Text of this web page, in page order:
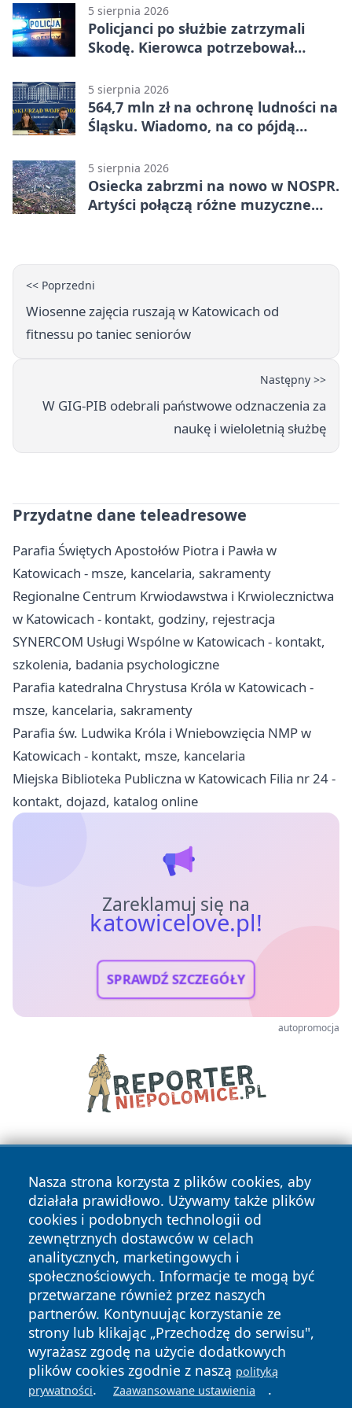
5 sierpnia 2026
Policjanci po służbie zatrzymali
Skodę. Kierowca potrzebował
5 sierpnia 2026
564,7 mln zł na ochronę ludności na
Śląsku. Wiadomo, na co pójdą
5 sierpnia 2026
Osiecka zabrzmi na nowo w NOSPR.
Artyści połączą różne muzyczne
<< Poprzedni
Wiosenne zajęcia ruszają w Katowicach od
fitnessu po taniec seniorów
Następny >>
W GIG-PIB odebrali państwowe odznaczenia za
naukę i wieloletnią służbę
Przydatne dane teleadresowe
Parafia Świętych Apostołów Piotra i Pawła w
Katowicach - msze, kancelaria, sakramenty
Regionalne Centrum Krwiodawstwa i Krwiolecznictwa
w Katowicach - kontakt, godziny, rejestracja
SYNERCOM Usługi Wspólne w Katowicach - kontakt,
szkolenia, badania psychologiczne
Parafia katedralna Chrystusa Króla w Katowicach -
msze, kancelaria, sakramenty
Parafia św. Ludwika Króla i Wniebowzięcia NMP w
Katowicach - kontakt, msze, kancelaria
Miejska Biblioteka Publiczna w Katowicach Filia nr 24 -
kontakt, dojazd, katalog online
Zareklamuj się na
katowicelove.pl!
SPRAWDŹ SZCZEGÓŁY
autopromocja
Nasza strona korzysta z plików cookies, aby
działała prawidłowo. Używamy także plików
cookies i podobnych technologii od
zewnętrznych dostawców w celach
analitycznych, marketingowych i
społecznościowych. Informacje te mogą być
przetwarzane również przez naszych
partnerów. Kontynuując korzystanie ze
strony lub klikając „Przechodzę do serwisu",
wyrażasz zgodę na użycie dodatkowych
plików cookies zgodnie z naszą polityką
prywatności. Zaawansowane ustawienia .
Copyright © 2026 katowicelove.pl Wszystkie prawa
zastrzeżone.
News Autorzy
Polityka
Prywatności
Polityka
Cookies